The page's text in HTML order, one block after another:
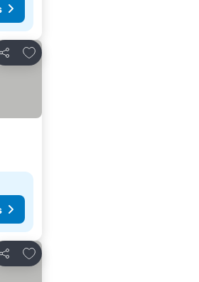
Partilhar
Adicionar aos favoritos
Partilhar
Adicionar aos favoritos